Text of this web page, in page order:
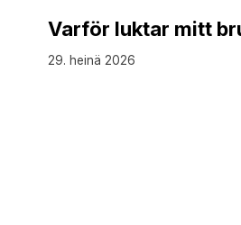
Varför luktar mitt
29. heinä 2026